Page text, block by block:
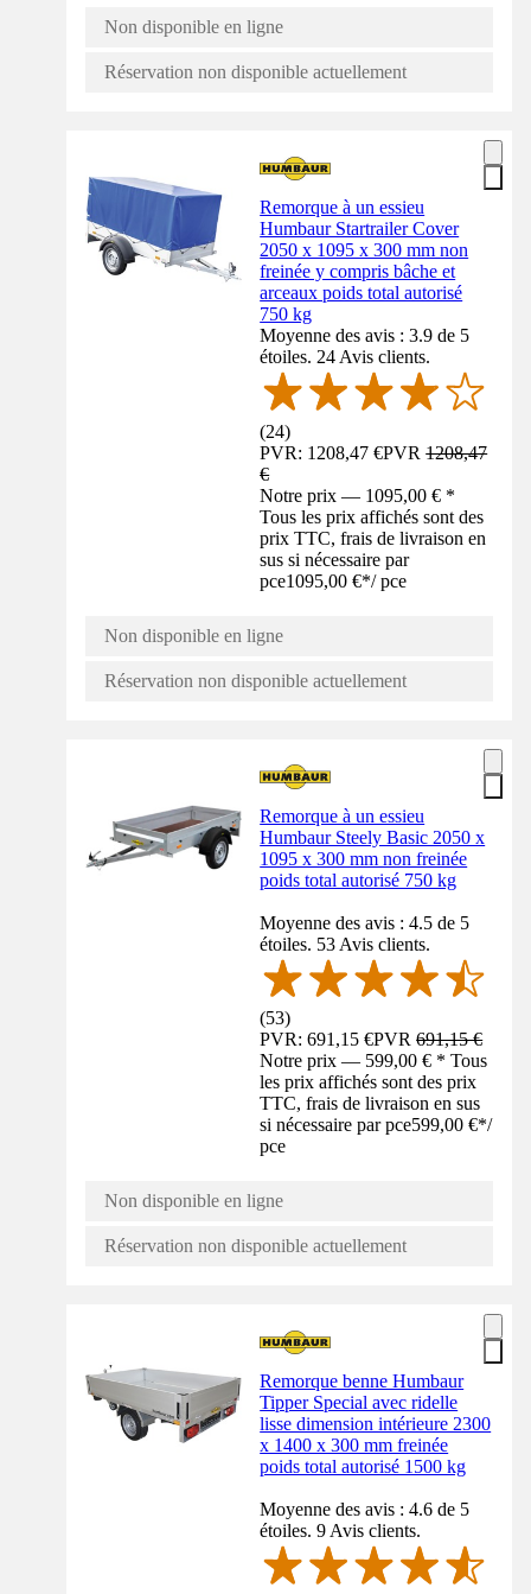
Non disponible en ligne
Réservation non disponible actuellement
Remorque à un essieu
Humbaur Startrailer Cover
2050 x 1095 x 300 mm non
freinée y compris bâche et
arceaux poids total autorisé
750 kg
Moyenne des avis : 3.9 de 5
étoiles. 24 Avis clients.
(24)
PVR: 1208,47 €PVR1208,47
€
Notre prix — 1095,00 € *
Tous les prix affichés sont des
prix TTC, frais de livraison en
sus si nécessaire par
pce1095,00 €*/ pce
Non disponible en ligne
Réservation non disponible actuellement
Remorque à un essieu
Humbaur Steely Basic 2050 x
1095 x 300 mm non freinée
poids total autorisé 750 kg
Moyenne des avis : 4.5 de 5
étoiles. 53 Avis clients.
(53)
PVR: 691,15 €PVR691,15 €
Notre prix — 599,00 € * Tous
les prix affichés sont des prix
TTC, frais de livraison en sus
si nécessaire par pce599,00 €*/
pce
Non disponible en ligne
Réservation non disponible actuellement
Remorque benne Humbaur
Tipper Special avec ridelle
lisse dimension intérieure 2300
x 1400 x 300 mm freinée
poids total autorisé 1500 kg
Moyenne des avis : 4.6 de 5
étoiles. 9 Avis clients.